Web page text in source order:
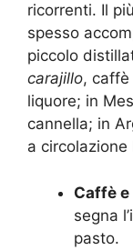
ricorrenti. Il
spesso
piccolo
carajillo,
liquore; in
cannella; in
a circolazione
Caffè
segna
pasto.